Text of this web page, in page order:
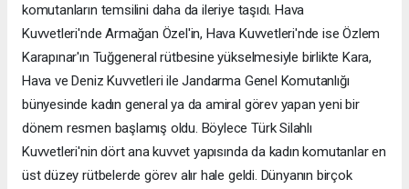
komutanların temsilini daha da ileriye taşıdı. Hava
Kuvvetleri'nde Armağan Özel'in, Hava Kuvvetleri'nde ise Özlem
Karapınar'ın Tuğgeneral rütbesine yükselmesiyle birlikte Kara,
Hava ve Deniz Kuvvetleri ile Jandarma Genel Komutanlığı
bünyesinde kadın general ya da amiral görev yapan yeni bir
dönem resmen başlamış oldu. Böylece Türk Silahlı
Kuvvetleri'nin dört ana kuvvet yapısında da kadın komutanlar en
üst düzey rütbelerde görev alır hale geldi. Dünyanın birçok